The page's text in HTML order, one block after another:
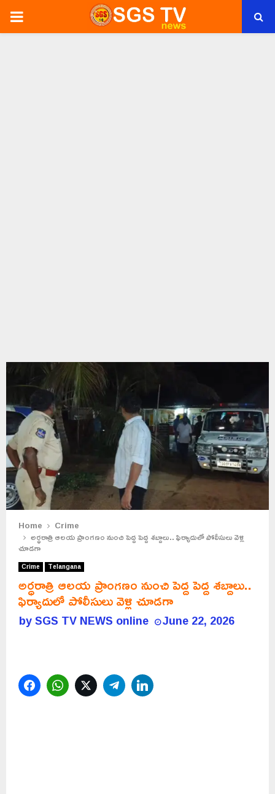
PRIMARY
Home Crime
అర్ధరాత్రి ఆలయ ప్రాంగణం నుంచి పెద్ద పెద్ద శబ్దాలు.. ఫిర్యాదులో పోలీసులు వెళ్లి
చూడగా
Crime Telangana
అర్ధరాత్రి ఆలయ ప్రాంగణం నుంచి పెద్ద పెద్ద శబ్దాలు..
ఫిర్యాదులో పోలీసులు వెళ్లి చూడగా
bySGS TV NEWS online June 22, 2026
FacebookWhatsAppTwitterTelegram